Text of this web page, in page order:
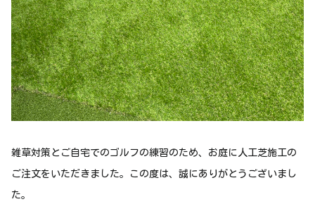
雑草対策とご自宅でのゴルフの練習のため、お庭に人工芝施工の
ご注文をいただきました。この度は、誠にありがとうございまし
た。